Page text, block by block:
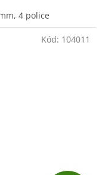
O
4 police
Kód: 104011